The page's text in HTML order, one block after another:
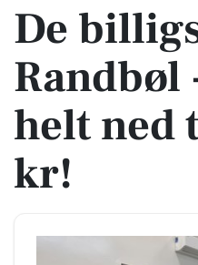
De
Randbøl
helt ned
kr!